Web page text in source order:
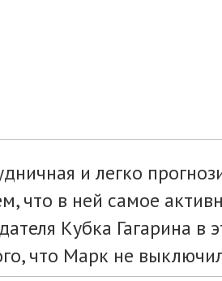
и легко
что в ней самое
Кубка Гагарина в
что Марк не